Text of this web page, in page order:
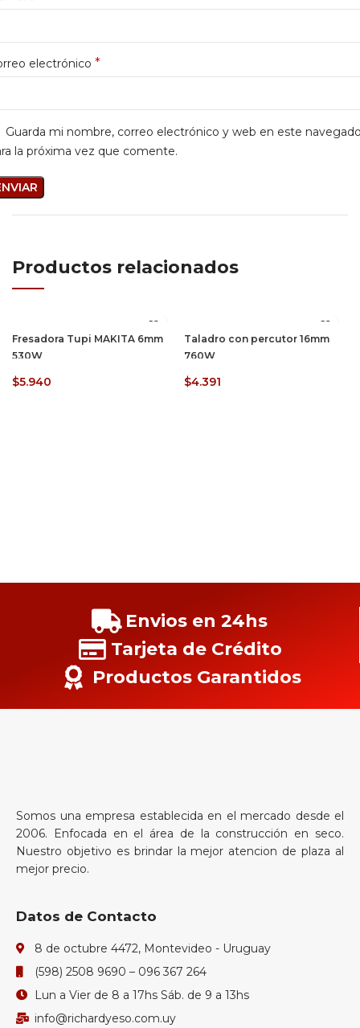
electrónico *
Guarda mi nombre, correo electrónico y web en este
la próxima vez que comente.
Productos relacionados
Fresadora Tupi MAKITA 6mm
530W
$5.940
Taladro con percutor 16mm
760W
$4.391
Envios en 24hs
Tarjeta de Crédito
Productos Garantidos
Somos una empresa establecida en el mercado desde el
2006. Enfocada en el área de la construcción en seco.
Nuestro objetivo es brindar la mejor atencion de plaza al
mejor precio.
Datos de Contacto
8 de octubre 4472, Montevideo - Uruguay
(598) 2508 9690 – 096 367 264
Lun a Vier de 8 a 17hs Sáb. de 9 a 13hs
info@richardyeso.com.uy